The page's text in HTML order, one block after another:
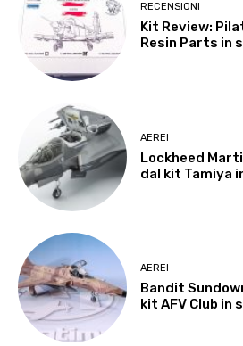
RECENSIONI
Kit Review:
Resin Parts in
AEREI
Lockheed
dal kit Tamiya
AEREI
Bandit
kit AFV Club in